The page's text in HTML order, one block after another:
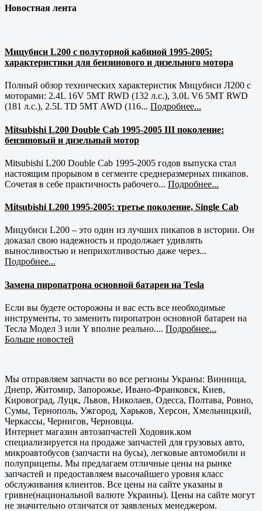
Новостная лента
Мицубиси L200 с полуторной кабиной 1995-2005:
характеристики для бензинового и дизельного мотора
Полный обзор технических характеристик Мицубиси Л200 с
моторами: 2.4L 16V 5MT RWD (132 л.с.), 3.0L V6 5MT RWD
(181 л.с.), 2.5L TD 5MT AWD (116... Подробнее...
Mitsubishi L200 Double Cab 1995-2005 III поколение:
бензиновый и дизельный мотор
Mitsubishi L200 Double Cab 1995-2005 годов выпуска стал
настоящим прорывом в сегменте среднеразмерных пикапов.
Сочетая в себе практичность рабочего... Подробнее...
Mitsubishi L200 1995-2005: третье поколение, Single Cab
Мицубиси L200 – это один из лучших пикапов в истории. Он
доказал свою надежность и продолжает удивлять
выносливостью и неприхотливостью даже через...
Подробнее...
Замена пиропатрона основной батареи на Tesla
Если вы будете осторожны и вас есть все необходимые
инструменты, то заменить пиропатрон основной батареи на
Тесла Модел 3 или Y вполне реально.... Подробнее...
Больше новостей
Мы отправляем запчасти во все регионы Украны: Винница,
Днепр, Житомир, Запорожье, Ивано-Франковск, Киев,
Кировоград, Луцк, Львов, Николаев, Одесса, Полтава, Ровно,
Сумы, Тернополь, Ужгород, Харьков, Херсон, Хмельницкий,
Черкассы, Чернигов, Черновцы.
Интернет магазин автозапчастей Ходовик.ком
специализируется на продаже запчастей для грузовых авто,
микроавтобусов (запчасти на бусы), легковые автомобили и
полуприцепы. Мы предлагаем отличные цены на рынке
запчастей и предоставляем высочайшего уровня класс
обслуживания клиентов. Все цены на сайте указаны в
гривне(национальной валюте Украины). Цены на сайте могут
не значительно отличатся от заявленых менеджером.